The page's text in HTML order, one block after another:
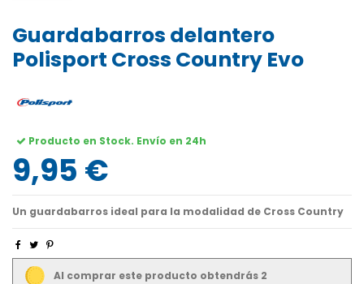
Guardabarros delantero
Polisport Cross Country Evo
Producto en Stock. Envío en 24h
9,95 €
Un guardabarros ideal para la modalidad de Cross Country
Al comprar este producto obtendrás 2